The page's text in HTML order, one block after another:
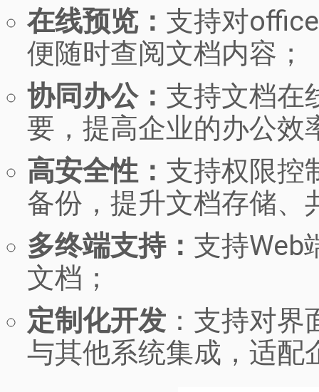
在线预览： 支持对
便随时查阅文档内容；
协同办公： 支持文档在
要，提高企业的办公效
高安全性： 支持权限控
备份，提升文档存储、
多终端支持： 支持Web
文档；
定制化开发 ：支持对
与其他系统集成，适配